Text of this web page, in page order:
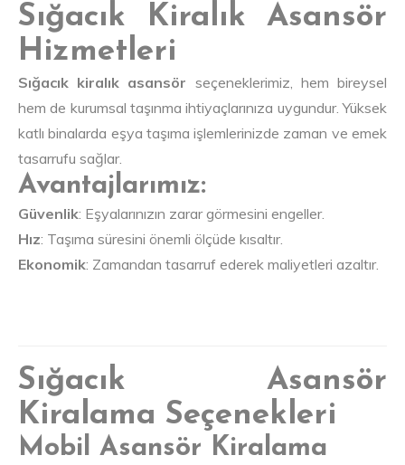
Sığacık Kiralık Asansör
Hizmetleri
Sığacık kiralık asansör seçeneklerimiz, hem bireysel
hem de kurumsal taşınma ihtiyaçlarınıza uygundur. Yüksek
katlı binalarda eşya taşıma işlemlerinizde zaman ve emek
tasarrufu sağlar.
Avantajlarımız:
Güvenlik: Eşyalarınızın zarar görmesini engeller.
Hız: Taşıma süresini önemli ölçüde kısaltır.
Ekonomik: Zamandan tasarruf ederek maliyetleri azaltır.
Sığacık Asansör
Kiralama Seçenekleri
Mobil Asansör Kiralama